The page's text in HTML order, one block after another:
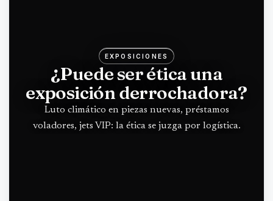
EXPOSICIONES
¿Puede ser ética una
exposición derrochadora?
Luto climático en piezas nuevas, préstamos
voladores, jets VIP: la ética se juzga por logística.